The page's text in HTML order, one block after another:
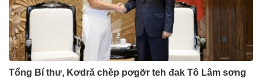
Tổng Bí thư, Kơdră chĕp pơgơ̆r teh đak Tô Lâm sơng